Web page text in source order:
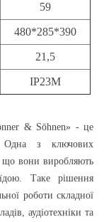
59
480*285*390
21,5
IP23M
& Söhnen» - це
Одна з ключових
що вони виробляють
Таке рішення
роботи складної
аудіотехніки та